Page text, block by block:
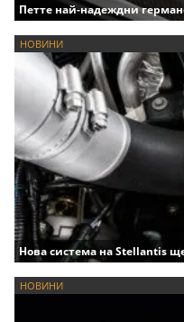
Петте най-надеждни
НОВИНИ
Нова система на Stellantis
НОВИНИ